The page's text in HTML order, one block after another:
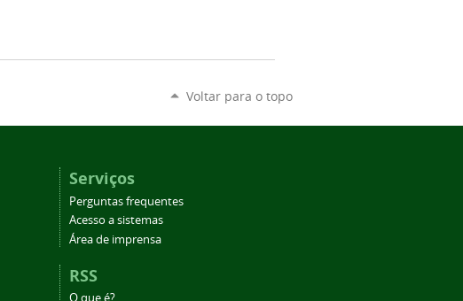
Voltar para o topo
Serviços
Perguntas frequentes
Acesso a sistemas
Área de imprensa
RSS